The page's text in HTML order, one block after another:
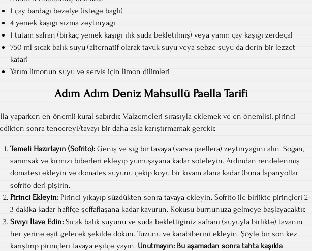
1 çay bardağı bezelye (isteğe bağlı)
4 yemek kaşığı sızma zeytinyağı
1 tutam safran (birkaç yemek kaşığı ılık suda bekletilmiş) veya yarım çay kaşığı zerdeçal
750 ml sıcak balık suyu (alternatif olarak tavuk suyu veya sebze suyu da derin bir lezzet
katar)
Yarım limonun suyu ve servis için limon dilimleri
Adım Adım Deniz Mahsullü Paella Tarifi
yaparken en önemli kural sabırdır. Malzemeleri sırasıyla eklemek ve en önemlisi, pirinci
sonra tencereyi/tavayı bir daha asla karıştırmamak gerekir.
Temeli Hazırlayın (Sofrito): Geniş ve sığ bir tavaya (varsa paellera) zeytinyağını alın. Soğan,
sarımsak ve kırmızı biberleri ekleyip yumuşayana kadar soteleyin. Ardından rendelenmiş
domatesi ekleyin ve domates suyunu çekip koyu bir kıvam alana kadar (buna İspanyollar
sofrito der) pişirin.
Pirinci Ekleyin: Pirinci yıkayıp süzdükten sonra tavaya ekleyin. Sofrito ile birlikte pirinçleri 2-
3 dakika kadar hafifçe şeffaflaşana kadar kavurun. Kokusu burnunuza gelmeye başlayacaktır.
Sıvıyı İlave Edin: Sıcak balık suyunu ve suda beklettiğiniz safranı (suyuyla birlikte) tavanın
her yerine eşit gelecek şekilde dökün. Tuzunu ve karabiberini ekleyin. Şöyle bir son kez
karıştırıp pirinçleri tavaya eşitçe yayın. Unutmayın: Bu aşamadan sonra tahta kaşıkla